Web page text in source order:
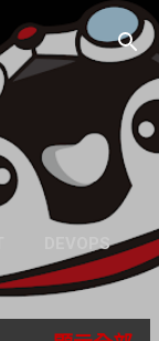
DEVOPS
更多…